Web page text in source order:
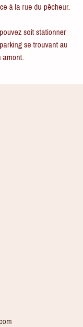
à la rue du pêcheur.
soit stationner
se trouvant au
amont.